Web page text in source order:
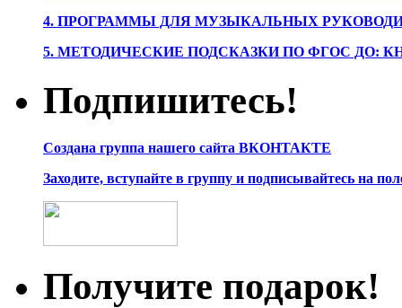
4. ПРОГРАММЫ ДЛЯ МУЗЫКАЛЬНЫХ
5. МЕТОДИЧЕСКИЕ ПОДСКАЗКИ ПО ФГОС ДО:
Подпишитесь!
Создана группа нашего сайта ВКОНТАКТЕ
Заходите, вступайте в группу и подписывайтесь на
Получите подарок!